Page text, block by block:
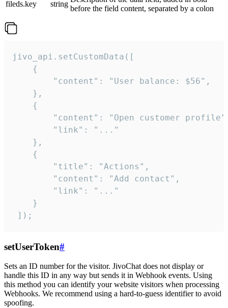
fileds.key
string
before the field content, separated by a colon
jivo_api.setCustomData([
    {
        "content": "User balance: $56",
    },
    {
"content": "Open customer
        "link": "..."
    },
    {
        "title": "Actions",
        "content": "Add contact",
        "link": "..."
    }
]);
setUserToken#
Sets an ID number for the visitor. JivoChat does not display or
handle this ID in any way but sends it in Webhook events. Using
this method you can identify your website visitors when processing
Webhooks. We recommend using a hard-to-guess identifier to avoid
spoofing.